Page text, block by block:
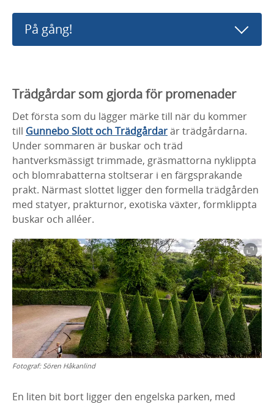
På gång!
Trädgårdar som gjorda för promenader
Det första som du lägger märke till när du kommer
till Gunnebo Slott och Trädgårdarär trädgårdarna.
Under sommaren är buskar och träd
hantverksmässigt trimmade, gräsmattorna nyklippta
och blomrabatterna stoltserar i en färgsprakande
prakt. Närmast slottet ligger den formella trädgården
med statyer, prakturnor, exotiska växter, formklippta
buskar och alléer.
Fotograf: Sören Håkanlind
En liten bit bort ligger den engelska parken, med